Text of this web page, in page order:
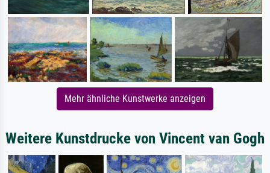
Mehr ähnliche Kunstwerke anzeigen
Weitere Kunstdrucke von Vincent van Gogh